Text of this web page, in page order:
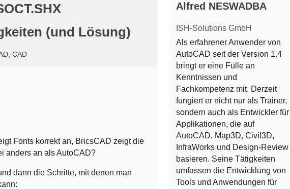
(und Lösung)
,CAD
Fonts korrekt an, BricsCAD zeigt die
anders an als AutoCAD?
dann die Schritte, mit denen man
Alfred NESWADBA
ISH-Solutions GmbH
Als erfahrener Anwender von
AutoCAD seit der Version 1.4
bringt er eine Fülle an
Kenntnissen und
Fachkompetenz mit. Derzeit
fungiert er nicht nur als Trainer,
sondern auch als Entwickler für
Applikationen, die auf
AutoCAD, Map3D, Civil3D,
InfraWorks und Design-Review
basieren. Seine Tätigkeiten
umfassen die Entwicklung von
Tools und Anwendungen für